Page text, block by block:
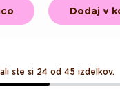
Dodaj v
ste si 24 od 45 izdelkov.